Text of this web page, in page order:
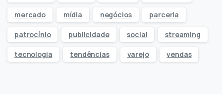
mercado mídia negócios parceria
patrocínio publicidade social streaming
tecnologia tendências varejo vendas